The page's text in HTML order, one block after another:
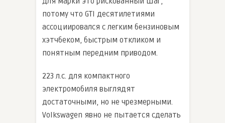
потому что GTI десятилетиями
ассоциировался с легким бензиновым
хэтчбеком, быстрым откликом и
понятным передним приводом.
223 л.с. для компактного
электромобиля выглядят
достаточными, но не чрезмерными.
Volkswagen явно не пытается сделать